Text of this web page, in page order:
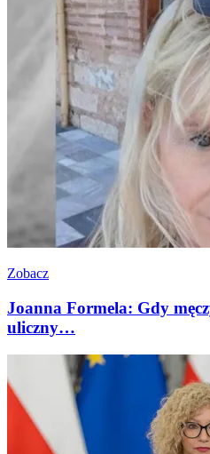
Zobacz
Joanna Formela: Gdy
uliczny…